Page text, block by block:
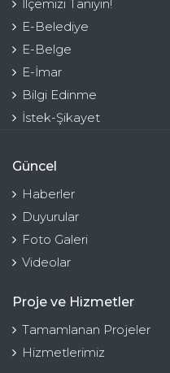
İlçemizi Tanıyın!
E-Belediye
E-Belge
E-İmar
Bilgi Edinme
İstek-Şikayet
Güncel
Haberler
Duyurular
Foto Galeri
Videolar
Proje ve Hizmetler
Tamamlanan Projeler
Hizmetlerimiz